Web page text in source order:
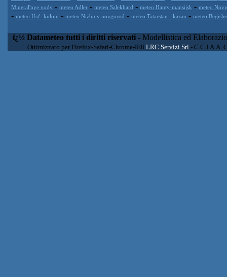
Mineral'nye vody - meteo Adler - meteo Salekhard - meteo Hanty-mansijsk - meteo
- meteo Ust'- kulom - meteo Nizhniy novgorod - meteo Tatarstan - kazan - meteo
ï¿½ Datameteo tutti i diritti riservati - Modellistica ed
Ottimizzato per Firefox-Safari-Chrome-IE8 LRC Servizi Srl - C.C.I.A.A.